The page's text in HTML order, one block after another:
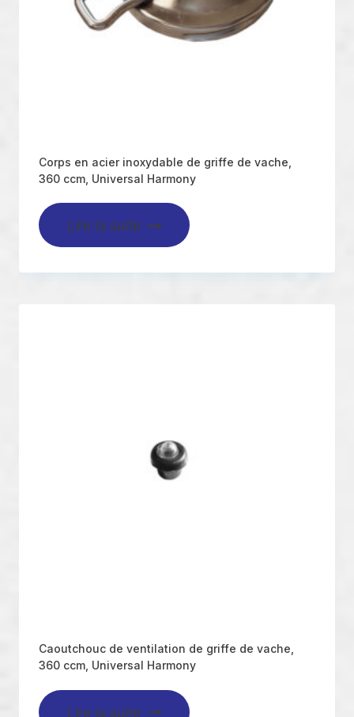
Corps en acier inoxydable de griffe de vache,
360 ccm, Universal Harmony
Lire la suite
Caoutchouc de ventilation de griffe de vache,
360 ccm, Universal Harmony
Lire la suite